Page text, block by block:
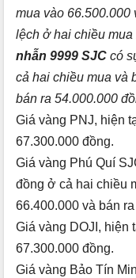
mua vào 66.500.000
lệch ở hai chiều
nhẫn 9999 SJC có
cả hai chiều mua và
bán ra 54.000.000
Giá vàng PNJ, hiện
67.300.000 đồng.
Giá vàng Phú Quí
đồng ở cả hai chiều
66.400.000 và bán
Giá vàng DOJI, hiện
67.300.000 đồng.
Giá vàng Bảo Tín